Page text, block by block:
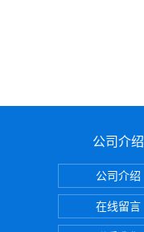
公司介绍
公司介绍
在线留言